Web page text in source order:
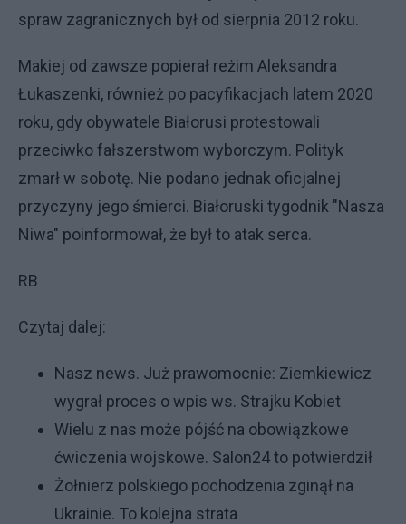
spraw zagranicznych był od sierpnia 2012 roku.
Makiej od zawsze popierał reżim Aleksandra
Łukaszenki, również po pacyfikacjach latem 2020
roku, gdy obywatele Białorusi protestowali
przeciwko fałszerstwom wyborczym. Polityk
zmarł w sobotę. Nie podano jednak oficjalnej
przyczyny jego śmierci. Białoruski tygodnik "Nasza
Niwa" poinformował, że był to atak serca.
RB
Czytaj dalej:
Nasz news. Już prawomocnie: Ziemkiewicz
wygrał proces o wpis ws. Strajku Kobiet
Wielu z nas może pójść na obowiązkowe
ćwiczenia wojskowe. Salon24 to potwierdził
Żołnierz polskiego pochodzenia zginął na
Ukrainie. To kolejna strata